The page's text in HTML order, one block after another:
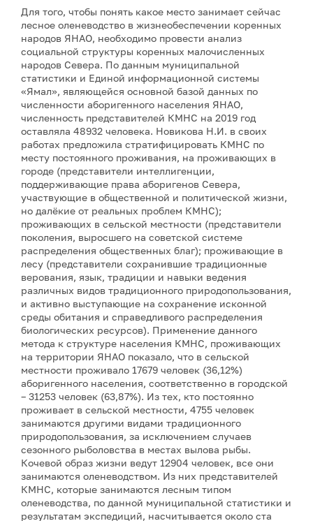
Для того, чтобы понять какое место занимает сейчас
лесное оленеводство в жизнеобеспечении коренных
народов ЯНАО, необходимо провести анализ
социальной структуры коренных малочисленных
народов Севера. По данным муниципальной
статистики и Единой информационной системы
«Ямал», являющейся основной базой данных по
численности аборигенного населения ЯНАО,
численность представителей КМНС на 2019 год
оставляла 48932 человека. Новикова Н.И. в своих
работах предложила стратифицировать КМНС по
месту постоянного проживания, на проживающих в
городе (представители интеллигенции,
поддерживающие права аборигенов Севера,
участвующие в общественной и политической жизни,
но далёкие от реальных проблем КМНС);
проживающих в сельской местности (представители
поколения, выросшего на советской системе
распределения общественных благ); проживающие в
лесу (представители сохранившие традиционные
верования, язык, традиции и навыки ведения
различных видов традиционного природопользования,
и активно выступающие на сохранение исконной
среды обитания и справедливого распределения
биологических ресурсов). Применение данного
метода к структуре населения КМНС, проживающих
на территории ЯНАО показало, что в сельской
местности проживало 17679 человек (36,12%)
аборигенного населения, соответственно в городской
– 31253 человек (63,87%). Из тех, кто постоянно
проживает в сельской местности, 4755 человек
занимаются другими видами традиционного
природопользования, за исключением случаев
сезонного рыболовства в местах вылова рыбы.
Кочевой образ жизни ведут 12904 человек, все они
занимаются оленеводством. Из них представителей
КМНС, которые занимаются лесным типом
оленеводства, по данной муниципальной статистики и
результатам экспедиций, насчитывается около ста